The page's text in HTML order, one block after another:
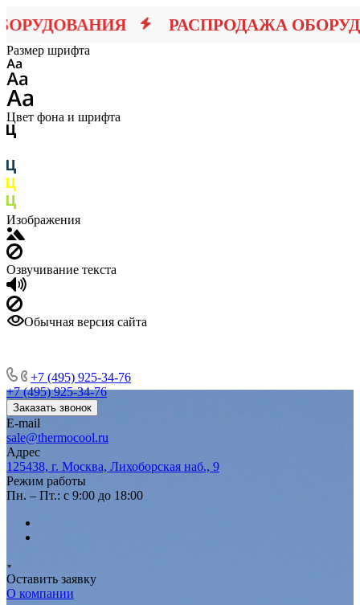
РАСПРОДАЖА
Размер шрифта
Цвет фона и шрифта
Изображения
Озвучивание текста
Обычная версия сайта
+7 (495) 925-34-76
+7 (495) 925-34-76
Заказать звонок
E-mail
sale@thermocool.ru
Адрес
125438, г. Москва, Лихоборская наб., 9
Режим работы
Пн. – Пт.: с 9:00 до 18:00
Оставить заявку
О компании